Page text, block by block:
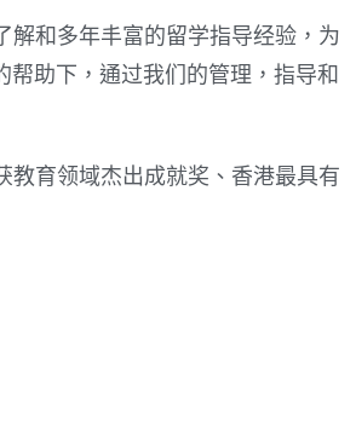
解和多年丰富的留学指导经验，为
助下，通过我们的管理，指导和
教育领域杰出成就奖、香港最具有